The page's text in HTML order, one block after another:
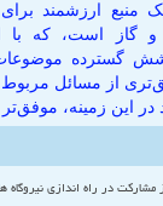
ارزشمند برای
و گاز است، که با
گسترده
از مسائل مربوط
این زمینه،
مشارکت در راه اندازی